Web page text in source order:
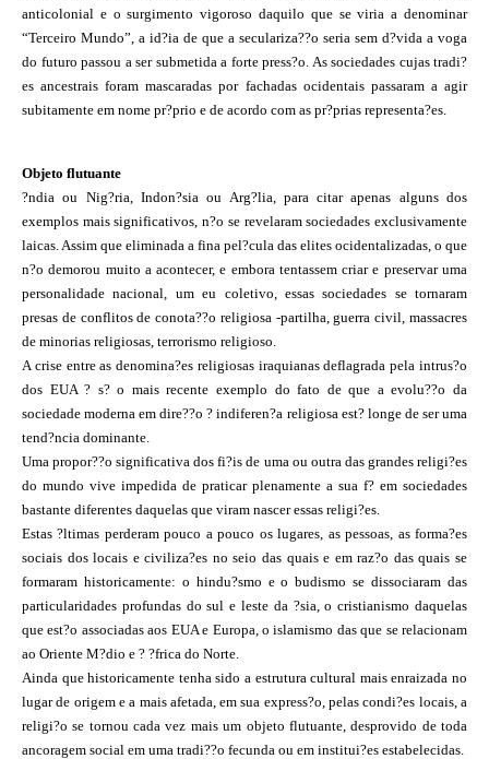
anticolonial e o surgimento vigoroso daquilo que se viria a denominar
“Terceiro Mundo”, a id?ia de que a seculariza??o seria sem d?vida a voga
do futuro passou a ser submetida a forte press?o. As sociedades cujas tradi?
es ancestrais foram mascaradas por fachadas ocidentais passaram a agir
subitamente em nome pr?prio e de acordo com as pr?prias representa?es.
Objeto flutuante
?ndia ou Nig?ria, Indon?sia ou Arg?lia, para citar apenas alguns dos
exemplos mais significativos, n?o se revelaram sociedades exclusivamente
laicas. Assim que eliminada a fina pel?cula das elites ocidentalizadas, o que
n?o demorou muito a acontecer, e embora tentassem criar e preservar uma
personalidade nacional, um eu coletivo, essas sociedades se tornaram
presas de conflitos de conota??o religiosa -partilha, guerra civil, massacres
de minorias religiosas, terrorismo religioso.
A crise entre as denomina?es religiosas iraquianas deflagrada pela intrus?o
dos EUA ? s? o mais recente exemplo do fato de que a evolu??o da
sociedade moderna em dire??o ? indiferen?a religiosa est? longe de ser uma
tend?ncia dominante.
Uma propor??o significativa dos fi?is de uma ou outra das grandes religi?es
do mundo vive impedida de praticar plenamente a sua f? em sociedades
bastante diferentes daquelas que viram nascer essas religi?es.
Estas ?ltimas perderam pouco a pouco os lugares, as pessoas, as forma?es
sociais dos locais e civiliza?es no seio das quais e em raz?o das quais se
formaram historicamente: o hindu?smo e o budismo se dissociaram das
particularidades profundas do sul e leste da ?sia, o cristianismo daquelas
que est?o associadas aos EUA e Europa, o islamismo das que se relacionam
ao Oriente M?dio e ? ?frica do Norte.
Ainda que historicamente tenha sido a estrutura cultural mais enraizada no
lugar de origem e a mais afetada, em sua express?o, pelas condi?es locais, a
religi?o se tornou cada vez mais um objeto flutuante, desprovido de toda
ancoragem social em uma tradi??o fecunda ou em institui?es estabelecidas.